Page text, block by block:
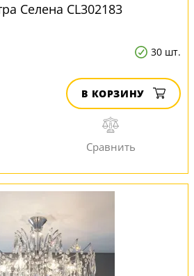
Селена CL302183
30 шт.
В КОРЗИНУ